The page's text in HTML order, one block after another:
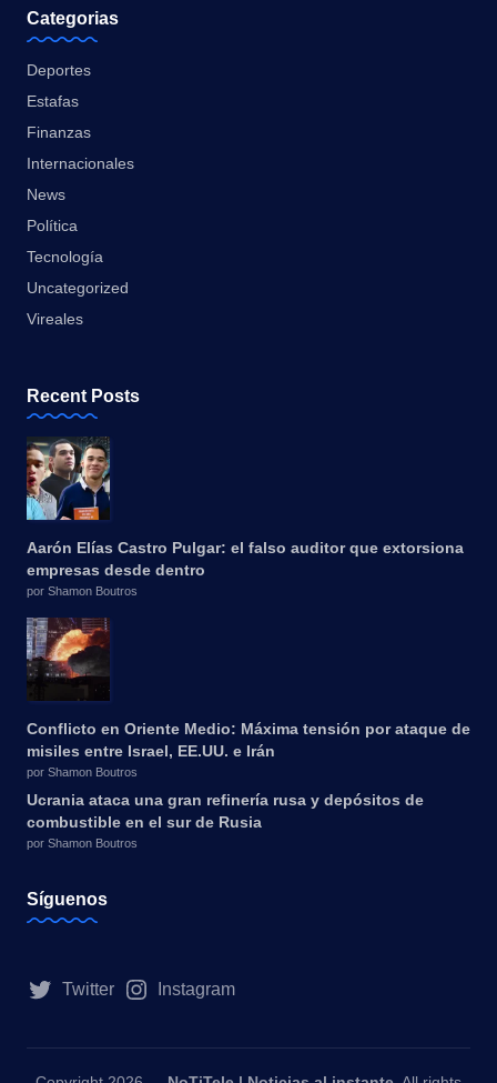
Categorias
Deportes
Estafas
Finanzas
Internacionales
News
Política
Tecnología
Uncategorized
Vireales
Recent Posts
Aarón Elías Castro Pulgar: el falso auditor que extorsiona
empresas desde dentro
por Shamon Boutros
Conflicto en Oriente Medio: Máxima tensión por ataque de
misiles entre Israel, EE.UU. e Irán
por Shamon Boutros
Ucrania ataca una gran refinería rusa y depósitos de
combustible en el sur de Rusia
por Shamon Boutros
Síguenos
Twitter Instagram